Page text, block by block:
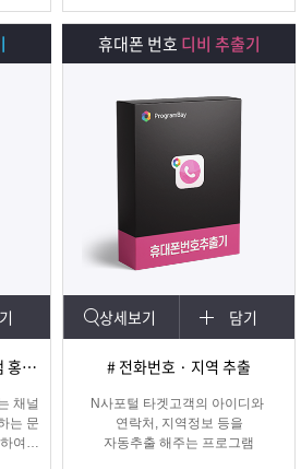
#텔레그램 마케팅 / 텔레그램 홍보글 발송
채널
는 문
여주
휴대폰 번호 디비 추출기
상세보기 담기
# 전화번호 · 지역 추출
N사포털 타겟고객의 아이디와
연락처, 지역정보 등을
자동추출 해주는 프로그램